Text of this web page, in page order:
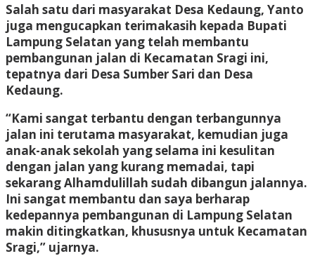
Salah satu dari masyarakat Desa Kedaung, Yanto
juga mengucapkan terimakasih kepada Bupati
Lampung Selatan yang telah membantu
pembangunan jalan di Kecamatan Sragi ini,
tepatnya dari Desa Sumber Sari dan Desa
Kedaung.
“Kami sangat terbantu dengan terbangunnya
jalan ini terutama masyarakat, kemudian juga
anak-anak sekolah yang selama ini kesulitan
dengan jalan yang kurang memadai, tapi
sekarang Alhamdulillah sudah dibangun jalannya.
Ini sangat membantu dan saya berharap
kedepannya pembangunan di Lampung Selatan
makin ditingkatkan, khususnya untuk Kecamatan
Sragi,” ujarnya.